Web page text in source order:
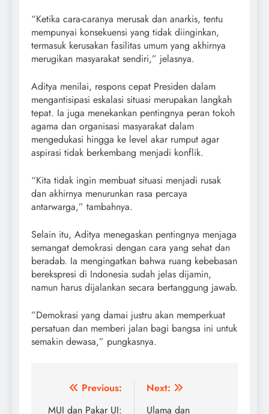
“Ketika cara-caranya merusak dan anarkis, tentu
mempunyai konsekuensi yang tidak diinginkan,
termasuk kerusakan fasilitas umum yang akhirnya
merugikan masyarakat sendiri,” jelasnya.
Aditya menilai, respons cepat Presiden dalam
mengantisipasi eskalasi situasi merupakan langkah
tepat. Ia juga menekankan pentingnya peran tokoh
agama dan organisasi masyarakat dalam
mengedukasi hingga ke level akar rumput agar
aspirasi tidak berkembang menjadi konflik.
“Kita tidak ingin membuat situasi menjadi rusak
dan akhirnya menurunkan rasa percaya
antarwarga,” tambahnya.
Selain itu, Aditya menegaskan pentingnya menjaga
semangat demokrasi dengan cara yang sehat dan
beradab. Ia mengingatkan bahwa ruang kebebasan
berekspresi di Indonesia sudah jelas dijamin,
namun harus dijalankan secara bertanggung jawab.
”Demokrasi yang damai justru akan memperkuat
persatuan dan memberi jalan bagi bangsa ini untuk
semakin dewasa,” pungkasnya.
Post
Previous:
MUI dan Pakar UI:
Next:
Ulama dan